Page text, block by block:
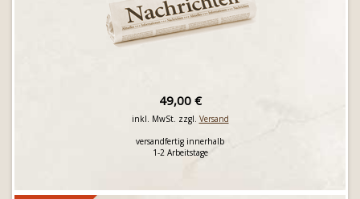
49,00 €
inkl. MwSt. zzgl. Versand
versandfertig innerhalb
1-2 Arbeitstage